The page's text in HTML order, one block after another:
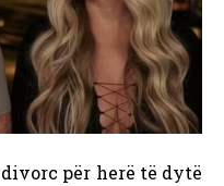
për herë të dytë